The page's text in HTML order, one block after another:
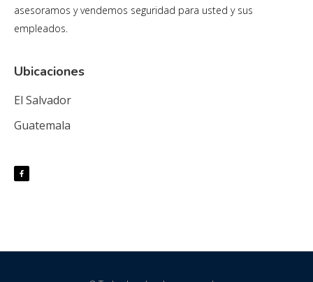
asesoramos y vendemos seguridad para usted y sus
empleados.
Ubicaciones
El Salvador
Guatemala